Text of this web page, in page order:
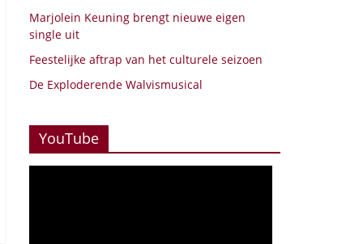
Marjolein Keuning brengt nieuwe eigen
single uit
Feestelijke aftrap van het culturele seizoen
De Exploderende Walvismusical
YouTube